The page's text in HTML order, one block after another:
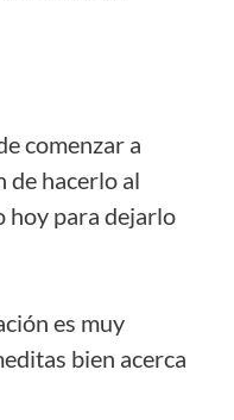
comenzar a
de hacerlo al
hoy para dejarlo
es muy
bien acerca